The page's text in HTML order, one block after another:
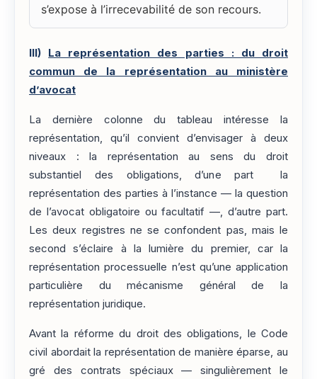
s’expose à l’irrecevabilité de son recours.
III) La représentation des parties : du droit
commun de la représentation au ministère
d’avocat
La dernière colonne du tableau intéresse la
représentation, qu’il convient d’envisager à deux
niveaux : la représentation au sens du droit
substantiel des obligations, d’une part la
représentation des parties à l’instance — la question
de l’avocat obligatoire ou facultatif —, d’autre part.
Les deux registres ne se confondent pas, mais le
second s’éclaire à la lumière du premier, car la
représentation processuelle n’est qu’une application
particulière du mécanisme général de la
représentation juridique.
Avant la réforme du droit des obligations, le Code
civil abordait la représentation de manière éparse, au
gré des contrats spéciaux — singulièrement le